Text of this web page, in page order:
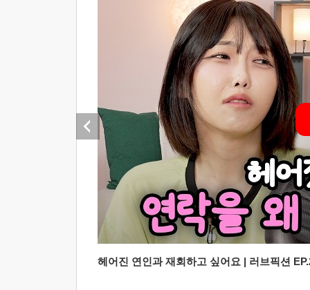
헤어진 연인과 재회하고 싶어요 | 러브픽션